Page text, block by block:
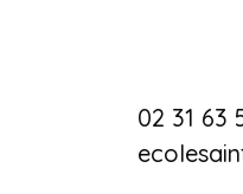
02 31 63